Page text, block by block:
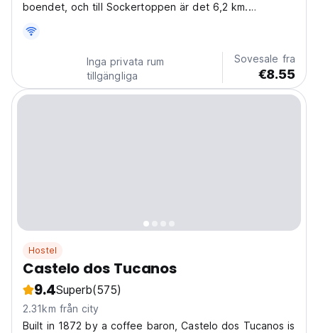
boendet, och till Sockertoppen är det 6,2 km.
Inga privata rum
tillgängliga
Sovesale fra
€8.55
Hostel
Castelo dos Tucanos
9.4Superb(575)
2.31km från city
Built in 1872 by a coffee baron, Castelo dos Tucanos is